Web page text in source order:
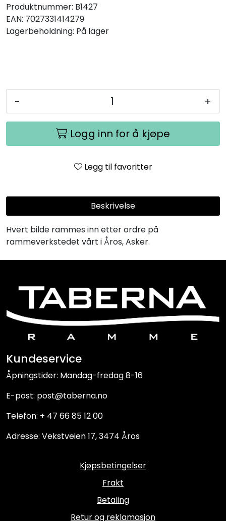
Produktnummer: B1427
EAN: 7027331414279
Lagerbeholdning: På lager
- +
Logg inn for å kjøpe
Legg til favoritter
Beskrivelse
Hvert bilde rammes inn etter ordre på
rammeverkstedet vårt i Åros, Asker.
Kundeservice
Åpningstider: Mandag-fredag 8-16
E-post: post@taberna.no
Telefon: + 47 66 85 12 00
Adresse: Vekstveien 17, 3474 Åros
Kjøpsbetingelser
Frakt
Betaling
Retur og reklamasjon